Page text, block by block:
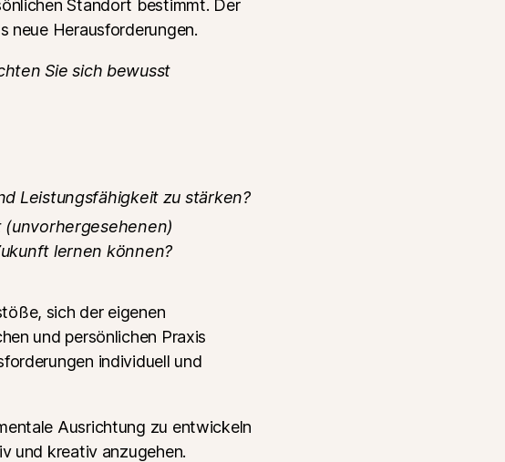
Standort bestimmt. Der
neue Herausforderungen.
Sie sich bewusst
Leistungsfähigkeit zu stärken?
(unvorhergesehenen)
lernen können?
sich der eigenen
und persönlichen Praxis
individuell und
Ausrichtung zu entwickeln
und kreativ anzugehen.